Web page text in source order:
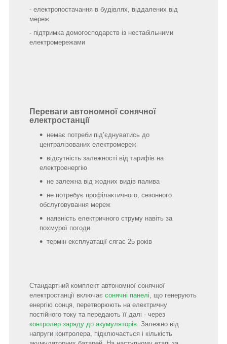
- електропостачання в будівлях, віддалених від
мереж
- підтримка домогосподарств із нестабільними
електромережами
Переваги автономної сонячної
електростанції
немає потреби під’єднуватись до
централізованих електромереж
відсутність залежності від тарифів на
електроенергію
не залежна від жодних видів палива
не потребує профілактичного, сезонного
обслуговування мереж
наявність електричного струму навіть за
похмурої погоди
термін експлуатації сягає 25 років
Стандартний комплект автономної сонячної
електростанції включає сонячні панелі, що генерують
енергію сонця, перетворюють на електричну
постійного току та передають її далі - через
контролер заряду до акумуляторів. Залежно від
напруги контролера, підключається і кількість